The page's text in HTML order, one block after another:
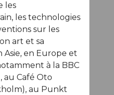
les
les technologies
sur les
art et sa
Asie, en Europe et
à la BBC
au Café Oto
au Punkt